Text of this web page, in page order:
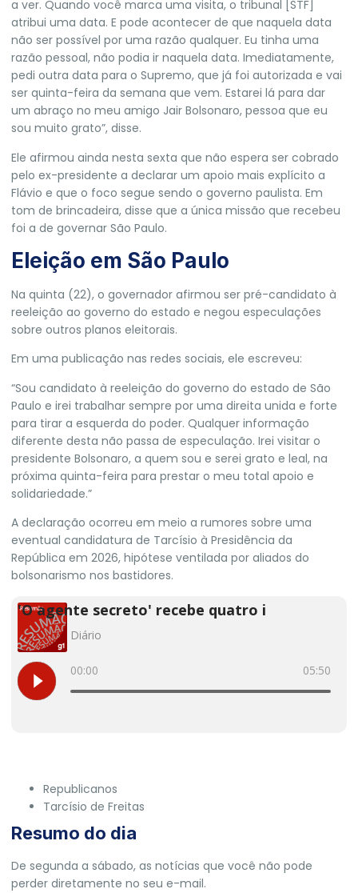
a ver. Quando você marca uma visita, o tribunal [STF]
atribui uma data. E pode acontecer de que naquela data
não ser possível por uma razão qualquer. Eu tinha uma
razão pessoal, não podia ir naquela data. Imediatamente,
pedi outra data para o Supremo, que já foi autorizada e vai
ser quinta-feira da semana que vem. Estarei lá para dar
um abraço no meu amigo Jair Bolsonaro, pessoa que eu
sou muito grato”, disse.
Ele afirmou ainda nesta sexta que não espera ser cobrado
pelo ex-presidente a declarar um apoio mais explícito a
Flávio e que o foco segue sendo o governo paulista. Em
tom de brincadeira, disse que a única missão que recebeu
foi a de governar São Paulo.
Eleição em São Paulo
Na quinta (22), o governador afirmou ser pré-candidato à
reeleição ao governo do estado e negou especulações
sobre outros planos eleitorais.
Em uma publicação nas redes sociais, ele escreveu:
“Sou candidato à reeleição do governo do estado de São
Paulo e irei trabalhar sempre por uma direita unida e forte
para tirar a esquerda do poder. Qualquer informação
diferente desta não passa de especulação. Irei visitar o
presidente Bolsonaro, a quem sou e serei grato e leal, na
próxima quinta-feira para prestar o meu total apoio e
solidariedade.”
A declaração ocorreu em meio a rumores sobre uma
eventual candidatura de Tarcísio à Presidência da
República em 2026, hipótese ventilada por aliados do
bolsonarismo nos bastidores.
Republicanos
Tarcísio de Freitas
Resumo do dia
De segunda a sábado, as notícias que você não pode
perder diretamente no seu e-mail.